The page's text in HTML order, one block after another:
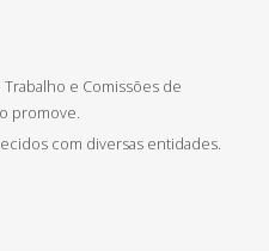
e Comissões de
promove.
com diversas entidades.